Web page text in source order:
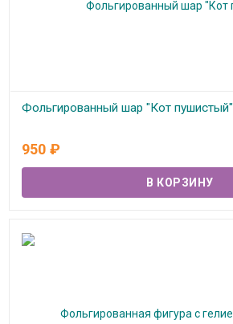
Фольгированный шар "Кот пушистый"
950 ₽